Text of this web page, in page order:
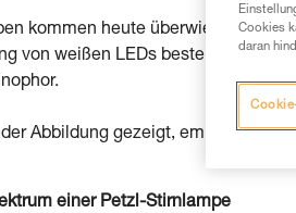
kommen heute überwiegend
von weißen LEDs besteht derzeit
Abbildung gezeigt, emittieren die
einer Petzl-Stirnlampe
Cookies
daran